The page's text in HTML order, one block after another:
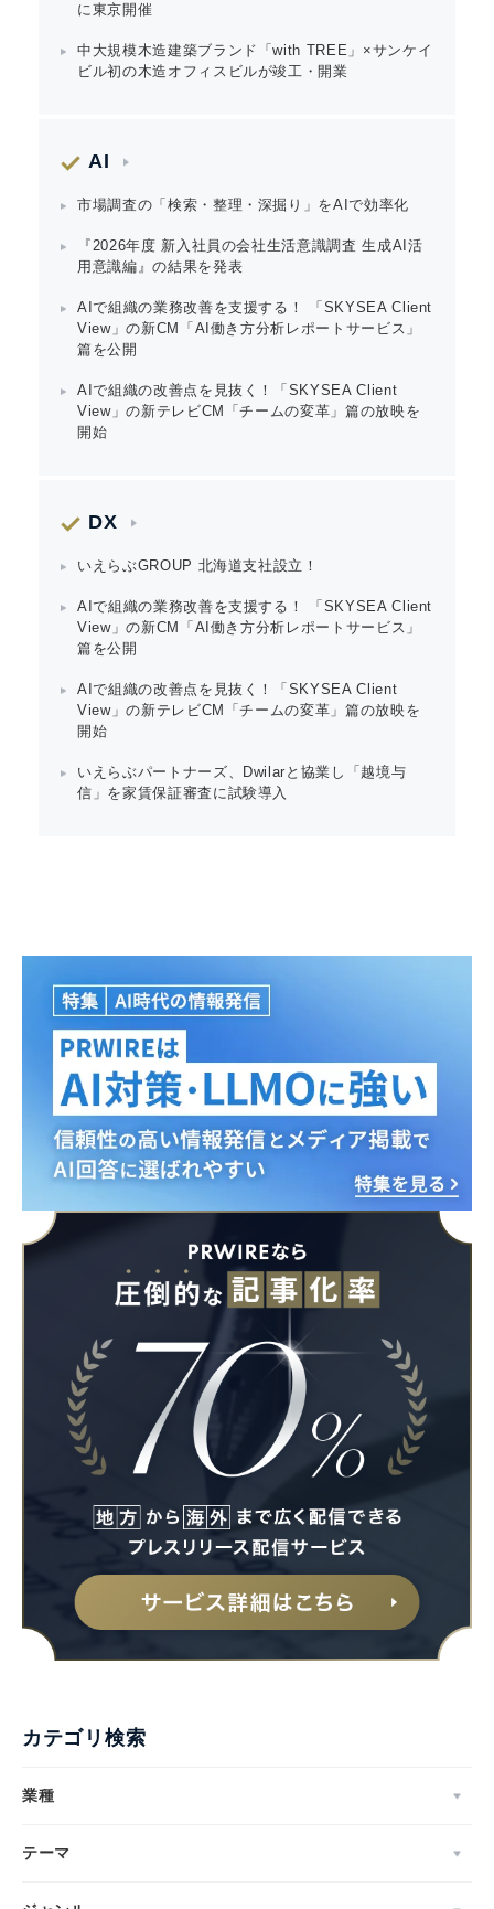
に東京開催
中大規模木造建築ブランド「with TREE」×サンケイ
ビル初の木造オフィスビルが竣工・開業
AI
市場調査の「検索・整理・深掘り」をAIで効率化
『2026年度 新入社員の会社生活意識調査 生成AI活
用意識編』の結果を発表
AIで組織の業務改善を支援する！ 「SKYSEA Client
View」の新CM「AI働き方分析レポートサービス」
篇を公開
AIで組織の改善点を見抜く！「SKYSEA Client
View」の新テレビCM「チームの変革」篇の放映を
開始
DX
いえらぶGROUP 北海道支社設立！
AIで組織の業務改善を支援する！ 「SKYSEA Client
View」の新CM「AI働き方分析レポートサービス」
篇を公開
AIで組織の改善点を見抜く！「SKYSEA Client
View」の新テレビCM「チームの変革」篇の放映を
開始
いえらぶパートナーズ、Dwilarと協業し「越境与
信」を家賃保証審査に試験導入
カテゴリ検索
業種
テーマ